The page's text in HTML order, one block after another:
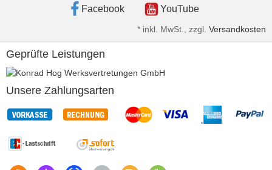
Facebook YouTube
* inkl. MwSt., zzgl. Versandkosten
Geprüfte Leistungen
Unsere Zahlungsarten